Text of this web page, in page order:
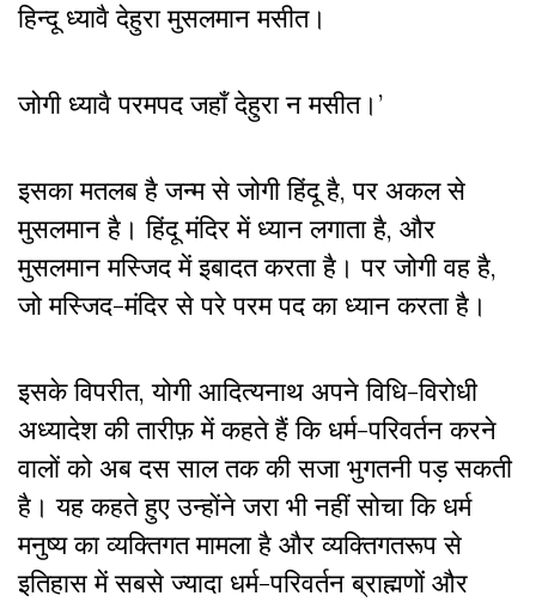
हिन्दू ध्यावै देहुरा मुसलमान मसीत।
जोगी ध्यावै परमपद जहाँ देहुरा न मसीत।’
इसका मतलब है जन्म से जोगी हिंदू है, पर अकल से
मुसलमान है। हिंदू मंदिर में ध्यान लगाता है, और
मुसलमान मस्जिद में इबादत करता है। पर जोगी वह है,
जो मस्जिद-मंदिर से परे परम पद का ध्यान करता है।
इसके विपरीत, योगी आदित्यनाथ अपने विधि-विरोधी
अध्यादेश की तारीफ़ में कहते हैं कि धर्म-परिवर्तन करने
वालों को अब दस साल तक की सजा भुगतनी पड़ सकती
है। यह कहते हुए उन्होंने जरा भी नहीं सोचा कि धर्म
मनुष्य का व्यक्तिगत मामला है और व्यक्तिगतरूप से
इतिहास में सबसे ज्यादा धर्म-परिवर्तन ब्राह्मणों और